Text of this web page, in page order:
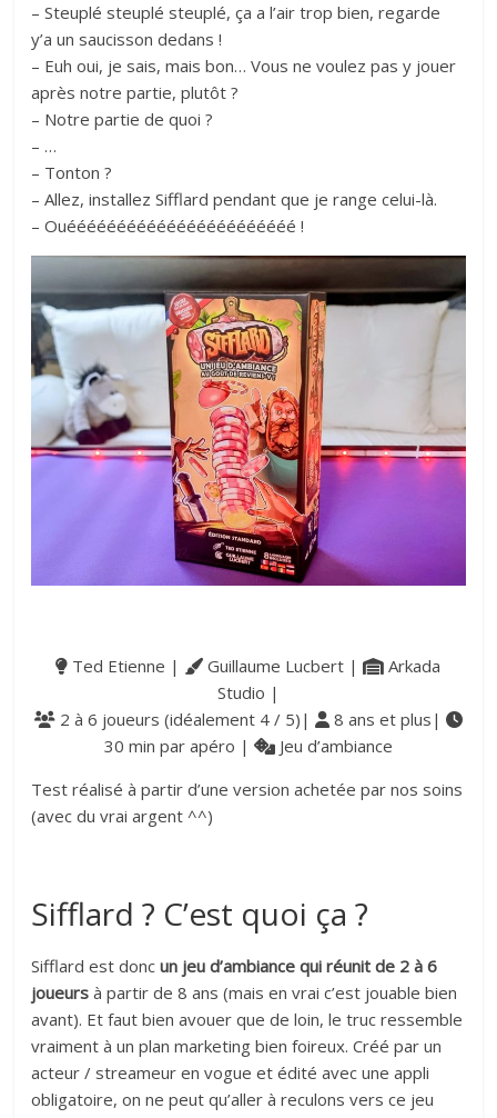
– Steuplé steuplé steuplé, ça a l’air trop bien, regarde
y’a un saucisson dedans !
– Euh oui, je sais, mais bon… Vous ne voulez pas y jouer
après notre partie, plutôt ?
– Notre partie de quoi ?
– …
– Tonton ?
– Allez, installez Sifflard pendant que je range celui-là.
– Ouééééééééééééééééééééééé !
Ted Etienne | Guillaume Lucbert |
Arkada
Studio |
2 à 6 joueurs (idéalement 4 / 5)|
8 ans et plus|
30 min par apéro |
Jeu d’ambiance
Test réalisé à partir d’une version achetée par nos soins
(avec du vrai argent ^^)
Sifflard ? C’est quoi ça ?
Sifflard est doncun jeu d’ambiance qui réunit de 2 à 6
joueurs à partir de 8 ans (mais en vrai c’est jouable bien
avant). Et faut bien avouer que de loin, le truc ressemble
vraiment à un plan marketing bien foireux. Créé par un
acteur / streameur en vogue et édité avec une appli
obligatoire, on ne peut qu’aller à reculons vers ce jeu